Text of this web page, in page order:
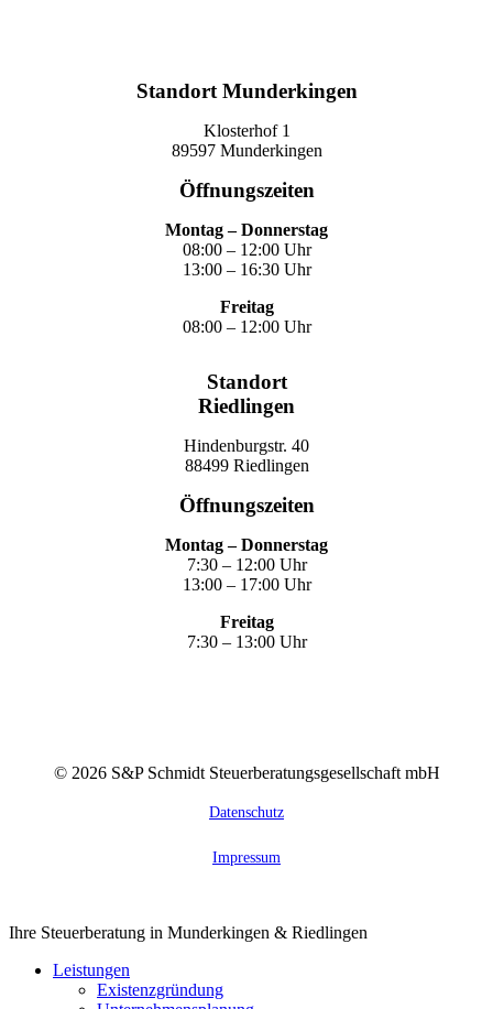
Standort Munderkingen
Klosterhof 1
89597 Munderkingen
Öffnungszeiten
Montag – Donnerstag
08:00 – 12:00 Uhr
13:00 – 16:30 Uhr
Freitag
08:00 – 12:00 Uhr
Standort
Riedlingen
Hindenburgstr. 40
88499 Riedlingen
Öffnungszeiten
Montag – Donnerstag
7:30 – 12:00 Uhr
13:00 – 17:00 Uhr
Freitag
7:30 – 13:00 Uhr
© 2026S&P Schmidt Steuerberatungsgesellschaft mbH
Datenschutz
Impressum
Close
Ihre Steuerberatung in Munderkingen & Riedlingen
Leistungen
Existenzgründung